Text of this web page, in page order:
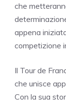
che
appena
competizione
Il Tour de
che unisce
Con la sua